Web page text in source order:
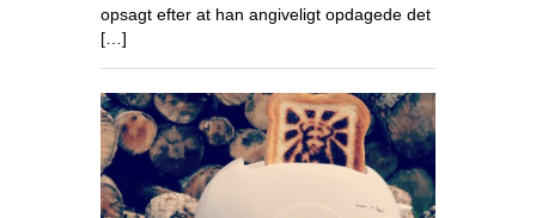
opsagt efter at han angiveligt opdagede det
[…]